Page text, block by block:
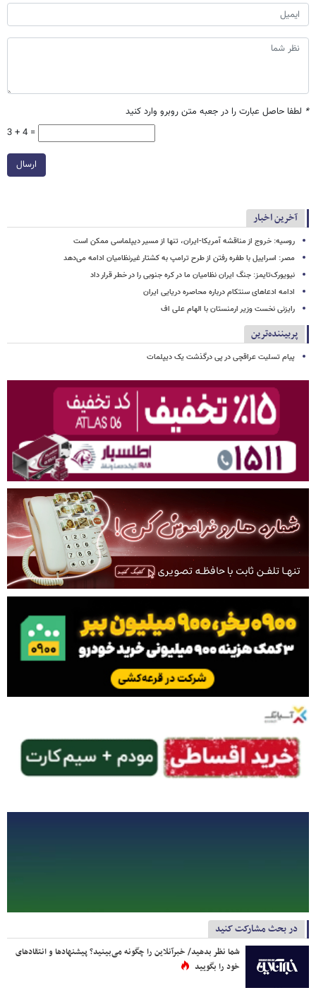
* لطفا حاصل عبارت را در جعبه متن روبرو وارد کنید
3 + 4 =
ارسال
آخرین اخبار
روسیه: خروج از مناقشه آمریکا-ایران، تنها از مسیر دیپلماسی ممکن است
مصر: اسراییل با طفره رفتن از طرح ترامپ به کشتار غیرنظامیان ادامه می‌دهد
نیویورک‌تایمز: جنگ ایران نظامیان ما در کره جنوبی را در خطر قرار داد
ادامه ادعاهای سنتکام درباره محاصره دریایی ایران
رایزنی نخست وزیر ارمنستان با الهام علی اف
پربیننده‌ترین
پیام تسلیت عراقچی در پی درگذشت یک دیپلمات
در بحث مشارکت کنید
شما نظر بدهید/ خبرآنلاین را چگونه می‌بینید؟ پیشنهادها و انتقادهای
خود را بگویید